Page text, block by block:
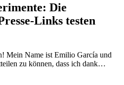
Die
Links testen
Mein Name ist Emilio García und
zu können, dass ich dank…